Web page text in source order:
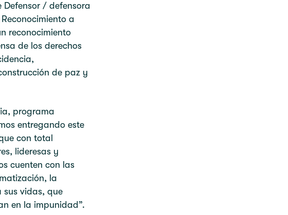
Defensor / defensora
a
reconocimiento
de los derechos
de paz y
programa
entregando este
con total
lideresas y
cuenten con las
la
sus vidas, que
en la impunidad”.